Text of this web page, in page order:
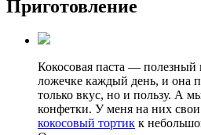
Приготовление
Кокосовая паста — полезный
ложечке каждый день, и она
только вкус, но и пользу. А
конфетки. У меня на них
кокосовый тортик к